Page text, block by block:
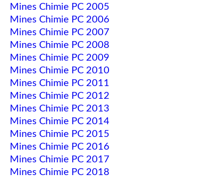
Mines Chimie PC 2005
Mines Chimie PC 2006
Mines Chimie PC 2007
Mines Chimie PC 2008
Mines Chimie PC 2009
Mines Chimie PC 2010
Mines Chimie PC 2011
Mines Chimie PC 2012
Mines Chimie PC 2013
Mines Chimie PC 2014
Mines Chimie PC 2015
Mines Chimie PC 2016
Mines Chimie PC 2017
Mines Chimie PC 2018